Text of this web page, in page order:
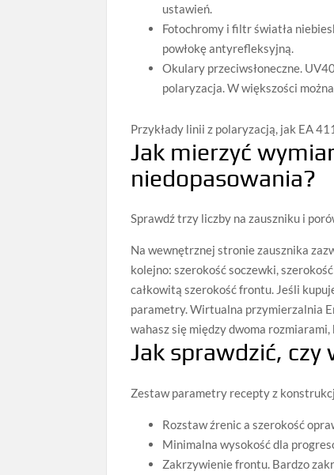
ustawień.
Fotochromy i filtr światła
powłokę antyrefleksyjną.
Okulary przeciwsłoneczne.
polaryzacja. W większości
Przykłady linii z polaryzacją, jak EA
Jak mierzyć
niedopasowania?
Sprawdź trzy liczby na zauszniku i
Na wewnętrznej stronie zausznika
kolejno: szerokość soczewki,
całkowitą szerokość frontu. Jeśli
parametry. Wirtualna przymierzalnia
wahasz się między dwoma
Jak sprawdzić,
Zestaw parametry recepty z
Rozstaw źrenic a szerokość
Minimalna wysokość dla
Zakrzywienie frontu. Bardzo